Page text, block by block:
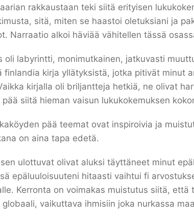
rakkaustaan teki siitä erityisen
sitä, miten se haastoi oletuksiani ja
Narraatio alkoi häviää vähitellen tässä
oli labyrintti, monimutkainen, jatkuvasti
finlandia kirja​ yllätyksistä, jotka pitivät minut
kirjalla oli briljantteja hetkiä, ne olivat
siitä hieman vaisun lukukokemuksen
pää teemat ovat inspiroivia ja
on aina tapa edetä.
ulottuvat olivat aluksi täyttäneet minut
epäluuloisuuteni hitaasti vaihtui fi
Kerronta on voimakas muistutus siitä,
globaali, vaikuttava ihmisiin joka nurkassa